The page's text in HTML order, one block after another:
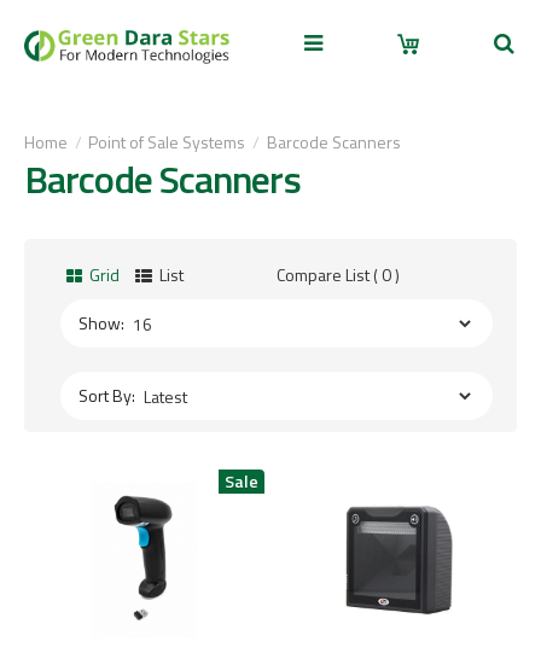
Home Point of Sale Systems Barcode Scanners
Barcode Scanners
Grid List
Compare List ( 0 )
Show:
Sort By: